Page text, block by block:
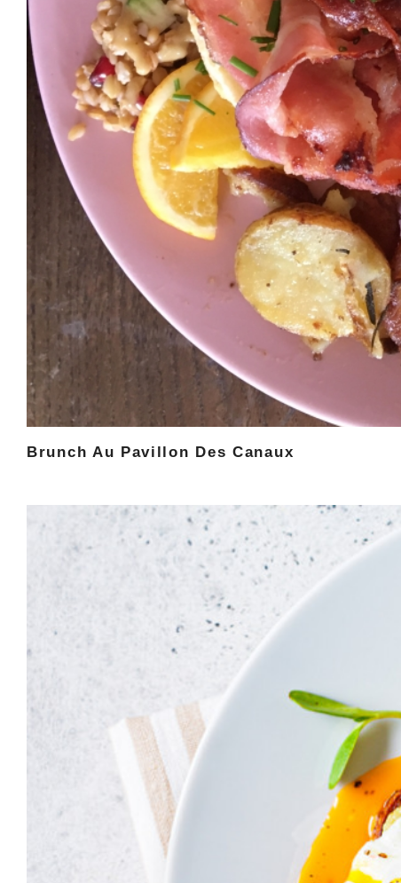
Brunch Au Pavillon Des Canaux